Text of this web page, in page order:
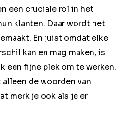
een cruciale rol in het
klanten. Daar wordt het
En juist omdat elke
kan en mag maken, is
een fijne plek om te werken.
alleen de woorden van
merk je ook als je er